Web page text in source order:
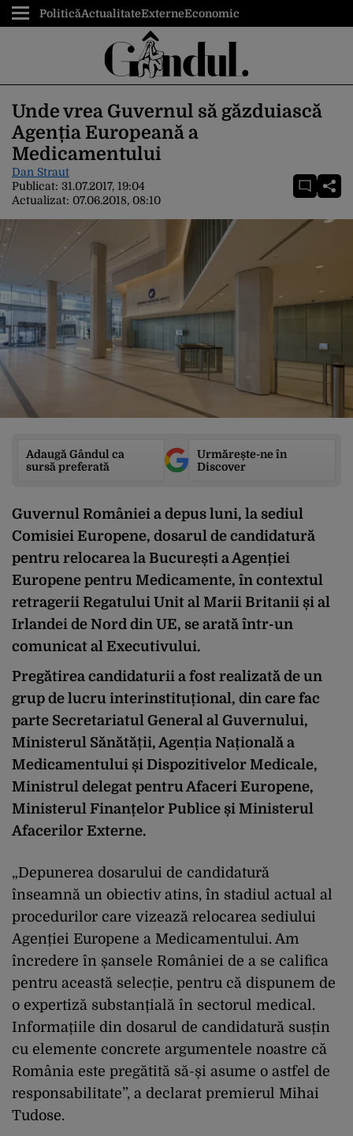
PoliticăActualitateExterneEconomic
Unde vrea Guvernul să găzduiască
Agenția Europeană a
Medicamentului
Dan Straut
Publicat: 31.07.2017, 19:04
Actualizat: 07.06.2018, 08:10
Adaugă Gândul ca
sursă preferată
Urmărește-ne în
Discover
Guvernul României a depus luni, la sediul
Comisiei Europene, dosarul de candidatură
pentru relocarea la București a Agenției
Europene pentru Medicamente, în contextul
retragerii Regatului Unit al Marii Britanii și al
Irlandei de Nord din UE, se arată într-un
comunicat al Executivului.
Pregătirea candidaturii a fost realizată de un
grup de lucru interinstituțional, din care fac
parte Secretariatul General al Guvernului,
Ministerul Sănătății, Agenția Națională a
Medicamentului și Dispozitivelor Medicale,
Ministrul delegat pentru Afaceri Europene,
Ministerul Finanțelor Publice și Ministerul
Afacerilor Externe.
„Depunerea dosarului de candidatură
înseamnă un obiectiv atins, în stadiul actual al
procedurilor care vizează relocarea sediului
Agenției Europene a Medicamentului. Am
încredere în șansele României de a se califica
pentru această selecție, pentru că dispunem de
o expertiză substanțială în sectorul medical.
Informațiile din dosarul de candidatură susțin
cu elemente concrete argumentele noastre că
România este pregătită să-și asume o astfel de
responsabilitate”, a declarat premierul Mihai
Tudose.